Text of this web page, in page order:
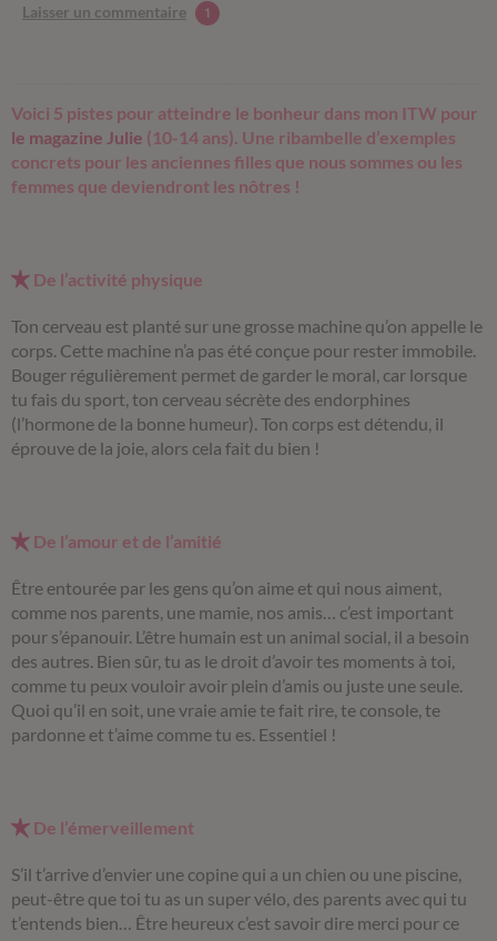
Laisser un commentaire 1
Voici 5 pistes pour atteindre le bonheur dans mon ITW pour
le magazine Julie (10-14 ans). Une ribambelle d’exemples
concrets pour les anciennes filles que nous sommes ou les
femmes que deviendront les nôtres !
De l’activité physique
Ton cerveau est planté sur une grosse machine qu’on appelle le
corps. Cette machine n’a pas été conçue pour rester immobile.
Bouger régulièrement permet de garder le moral, car lorsque
tu fais du sport, ton cerveau sécrète des endorphines
(l’hormone de la bonne humeur). Ton corps est détendu, il
éprouve de la joie, alors cela fait du bien !
De l’amour et de l’amitié
Être entourée par les gens qu’on aime et qui nous aiment,
comme nos parents, une mamie, nos amis… c’est important
pour s’épanouir. L’être humain est un animal social, il a besoin
des autres. Bien sûr, tu as le droit d’avoir tes moments à toi,
comme tu peux vouloir avoir plein d’amis ou juste une seule.
Quoi qu’il en soit, une vraie amie te fait rire, te console, te
pardonne et t’aime comme tu es. Essentiel !
De l’émerveillement
S’il t’arrive d’envier une copine qui a un chien ou une piscine,
peut-être que toi tu as un super vélo, des parents avec qui tu
t’entends bien… Être heureux c’est savoir dire merci pour ce